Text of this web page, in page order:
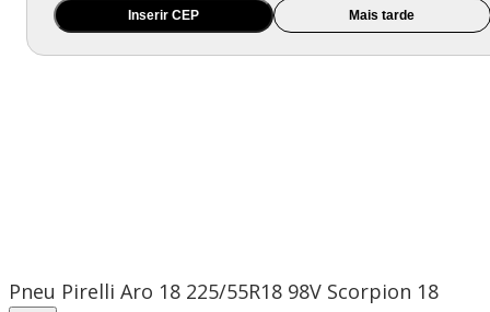
Inserir CEP Mais tarde
Pneu Pirelli Aro 18 225/55R18 98V Scorpion 18